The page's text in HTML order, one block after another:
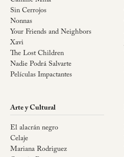
Sin Cerrojos
Nonnas
Your Friends and Neighbors
Xavi
The Lost Children
Nadie Podrá Salvarte
Películas Impactantes
Arte y Cultural
El alacrán negro
Celaje
Mariana Rodriguez